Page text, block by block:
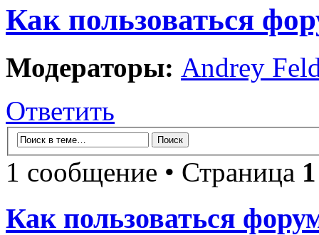
Как пользоваться
Модераторы: Andrey
Ответить
1 сообщение • Страница 1
Как пользоваться